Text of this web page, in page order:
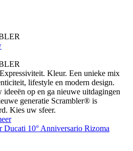
Kleur. Een unieke mix
lifestyle en modern design.
ideeën op en ga nieuwe uitdagingen
generatie Scrambler® is
Kies uw sfeer.
Ducati 10° Anniversario Rizoma